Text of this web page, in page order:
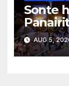
Sonte
AUG 5,